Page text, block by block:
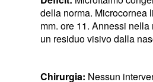
della norma. Microcornea
mm. ore 11. Annessi
un residuo visivo dalla
Chirurgia: Nessun